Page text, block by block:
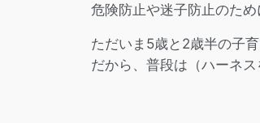
危険防止や迷子防止のた
ただいま5歳と2歳半の子
だから、普段は（ハーネ